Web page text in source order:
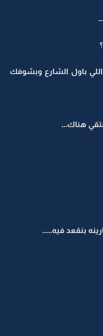
باول الشارع وبشوفك
هناك...
بنقعد فيه.....